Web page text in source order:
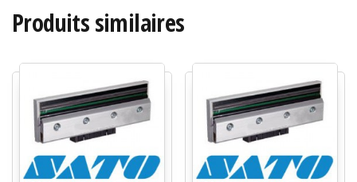
Produits similaires